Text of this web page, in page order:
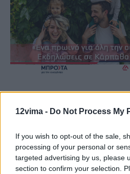
12vima - Do Not Process My
If you wish to opt-out of the sale,
processing of your personal or
targeted advertising by us, please
section to confirm your selection.